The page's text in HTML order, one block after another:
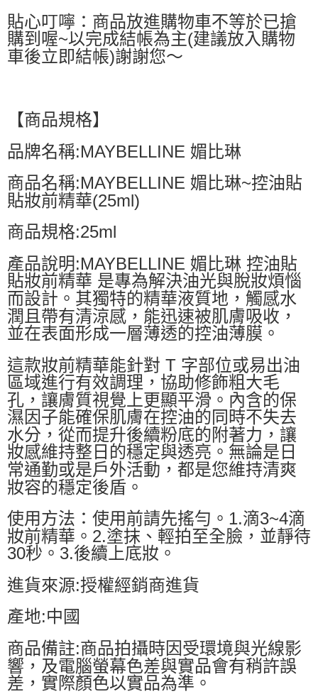
貼心叮嚀：商品放進購物車不等於已搶
購到喔~以完成結帳為主(建議放入購物
車後立即結帳)謝謝您～
【商品規格】
品牌名稱:MAYBELLINE 媚比琳
商品名稱:MAYBELLINE 媚比琳~控油貼
貼妝前精華(25ml)
商品規格:25ml
產品說明:MAYBELLINE 媚比琳 控油貼
貼妝前精華 是專為解決油光與脫妝煩惱
而設計。其獨特的精華液質地，觸感水
潤且帶有清涼感，能迅速被肌膚吸收，
並在表面形成一層薄透的控油薄膜。
這款妝前精華能針對 T 字部位或易出油
區域進行有效調理，協助修飾粗大毛
孔，讓膚質視覺上更顯平滑。內含的保
濕因子能確保肌膚在控油的同時不失去
水分，從而提升後續粉底的附著力，讓
妝感維持整日的穩定與透亮。無論是日
常通勤或是戶外活動，都是您維持清爽
妝容的穩定後盾。
使用方法：使用前請先搖勻。1.滴3~4滴
妝前精華。2.塗抹、輕拍至全臉，並靜待
30秒。3.後續上底妝。
進貨來源:授權經銷商進貨
產地:中國
商品備註:商品拍攝時因受環境與光線影
響，及電腦螢幕色差與實品會有稍許誤
差，實際顏色以實品為準。